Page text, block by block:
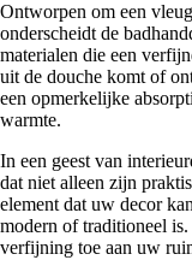
Ontworpen om een
onderscheidt de
materialen die een
uit de douche komt of
een opmerkelijke
warmte.
In een geest van
dat niet alleen zijn
element dat uw decor
modern of traditioneel
verfijning toe aan uw